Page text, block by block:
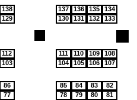
138
129
137 136 135
134
130
131 132 133
112
103
111 110 109
108
104
105 106 107
86
77
85 84 83
82
78
79 80 81